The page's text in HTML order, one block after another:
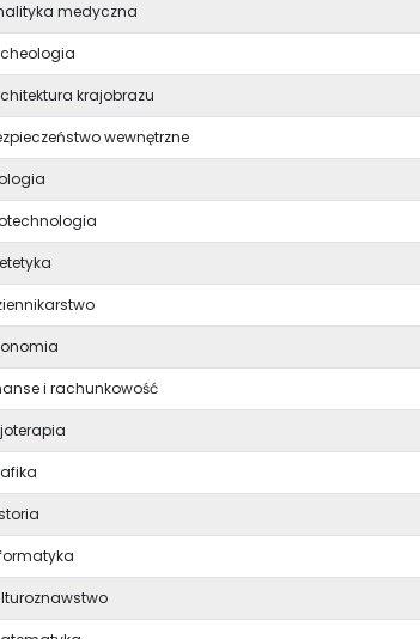
medyczna
krajobrazu
wewnętrzne
i rachunkowość